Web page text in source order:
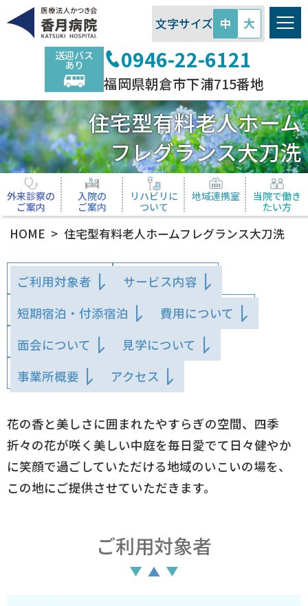
医療法人かつき会 香月病院
送迎バス
あり 0946-22-6121
福岡県朝倉市下浦715番地
文字サイズ 中 大
住宅型有料老人ホーム
フレグランス大刀洗
外来診察の
ご案内
入院の
ご案内
リハビリに
ついて
地域連携室
当院で働き
たい方
HOME 住宅型有料老人ホームフレグランス大刀洗
ご利用対象者
サービス内容
短期宿泊・付添宿泊
費用について
面会について
見学について
事業所概要
アクセス
花の香と美しさに囲まれたやすらぎの空間、四季
折々の花が咲く美しい中庭を毎日愛でて日々健やか
に笑顔で過ごしていただける地域のいこいの場を、
この地にご提供させていただきます。
ご利用対象者